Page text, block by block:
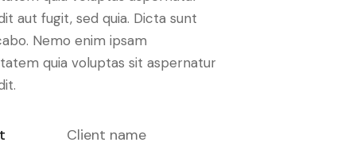
aut fugit, sed quia. Dicta sunt
Nemo enim ipsam
quia voluptas sit aspernatur
Client name